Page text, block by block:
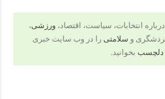
انتخابات، سیاست، اقتصاد، ورزشی،
و سلامتی را در وب سایت خبری
دلچسب بخوانید.